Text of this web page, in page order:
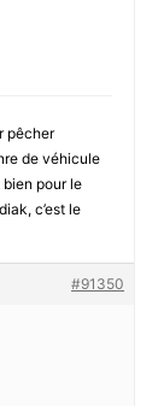
pêcher
de véhicule
bien pour le
c’est le
#91350